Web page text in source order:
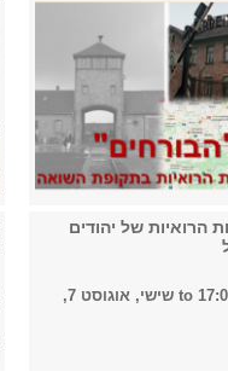
הרואיות של יהודים
to
שישי, אוגוסט 7,